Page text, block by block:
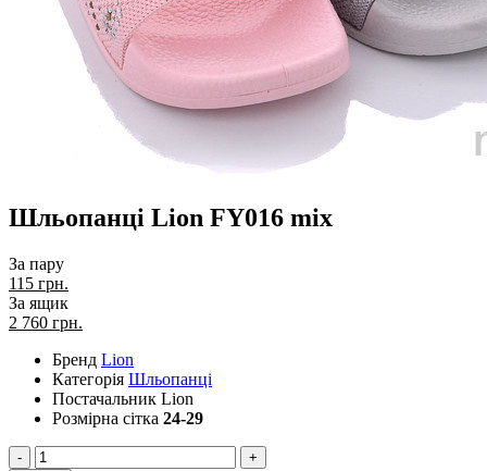
Шльопанці Lion FY016 mix
За пару
115 грн.
За ящик
2 760 грн.
Бренд Lion
Категорія Шльопанці
Постачальник Lion
Розмірна сітка 24-29
-
+